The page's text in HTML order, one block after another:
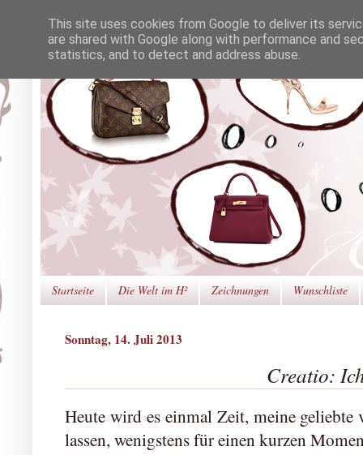
Startseite Die Welt im H² Zeichnungen Wunschliste
Sonntag, 14. Juli 2013
Creatio:
Heute wird es einmal Zeit, meine geliebte
lassen, wenigstens für einen kurzen
This site uses cookies from Google to deliver its
are shared with Google along with performance and
statistics, and to detect and address abuse.